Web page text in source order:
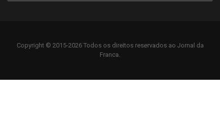
Copyright © 2015-2026 Todos os direitos reservados ao Jornal da
Franca.